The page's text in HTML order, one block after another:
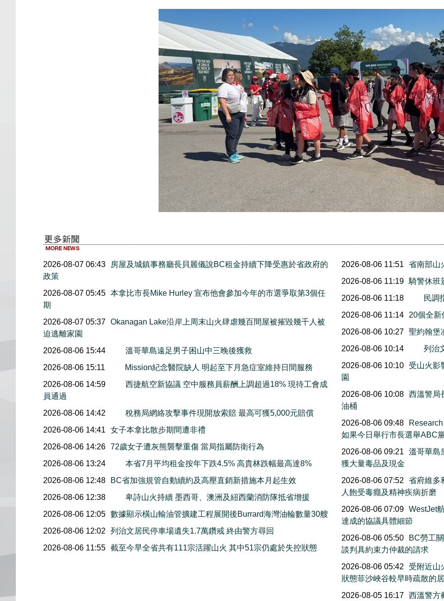
2026-08-07 06:43
房屋及城鎮事務廳長貝麗儀說BC租金持續下降受惠於省政府的
政策
2026-08-07 05:45 本拿比市長Mike Hurley 宣布他會參加今年的市選爭取第3個任
期
2026-08-07 05:37 Okanagan Lake沿岸上周末山火肆虐幾百間屋被摧毀幾千人被
迫逃離家園
2026-08-06 15:44
溫哥華島遠足男子困山中三晚後獲救
2026-08-06 15:11
Mission紀念醫院缺人 明起至下月急症室維持日間服務
2026-08-06 14:59
西捷航空新協議 空中服務員薪酬上調超過18% 現待工會成
員通過
2026-08-06 14:42
稅務局網絡攻擊事件現開放索賠 最高可獲5,000元賠償
2026-08-06 14:41
女子本拿比散步期間遭非禮
2026-08-06 14:26 72歲女子遭灰熊襲擊重傷 當局指屬防衛行為
2026-08-06 13:24
本省7月平均租金按年下跌4.5% 高貴林跌幅最高達8%
2026-08-06 12:48
BC省加強規管自動續約及高壓直銷新措施本月起生效
2026-08-06 12:38
卑詩山火持續 墨西哥、澳洲及紐西蘭消防隊抵省增援
2026-08-06 12:05 數據顯示橫山輸油管擴建工程展開後Burrard海灣油輪數量30艘
2026-08-06 12:02
列治文居民停車場遺失1.7萬鑽戒 終由警方尋回
2026-08-06 11:55 截至今早全省共有111宗活躍山火 其中51宗仍處於失控狀態
2026-08-06 11:51
省南部山
2026-08-06 11:19
騎警休班
2026-08-06 11:18
民調
2026-08-06 11:14
20個全新
2026-08-06 10:27
聖約翰堡
2026-08-06 10:14
列治
2026-08-06 10:10
受山火影
園
2026-08-06 10:08
西溫警局
油桶
2026-08-06 09:48
如果今日舉行市長選舉ABC
2026-08-06 09:21
溫哥華島
獲大量毒品及現金
2026-08-06 07:52
省府維多
人飽受毒癮及精神疾病折磨
2026-08-06 07:09
WestJet
達成的協議具體細節
2026-08-06 05:50
BC勞工
談判具約束力仲裁的請求
2026-08-06 05:42
受附近山
狀態菲沙峽谷較早時疏散的
2026-08-05 16:17
西溫警方